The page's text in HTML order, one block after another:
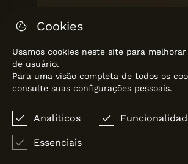
Cookies
Usamos cookies neste site para
de usuário.
Para uma visão completa de todos os
consulte suas configurações pessoais.
Analíticos
Essenciais